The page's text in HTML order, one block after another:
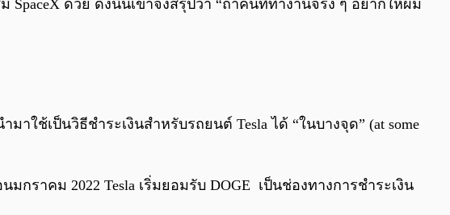
ด้วย ดังนั้นเขาจึงสรุปว่า “ถ้าคนที่ทำงานจริง ๆ อยากให้ผม
ใช้เป็นวิธีชำระเงินสำหรับรถยนต์ Tesla ได้ “ในบางจุด” (at some
กราคม 2022 Tesla เริ่มยอมรับ DOGE เป็นช่องทางการชำระเงิน